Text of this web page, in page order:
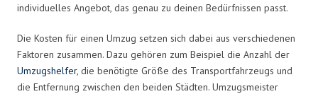
individuelles Angebot, das genau zu deinen Bedürfnissen passt.
Die Kosten für einen Umzug setzen sich dabei aus verschiedenen
Faktoren zusammen. Dazu gehören zum Beispiel die Anzahl der
Umzugshelfer, die benötigte Größe des Transportfahrzeugs und
die Entfernung zwischen den beiden Städten. Umzugsmeister